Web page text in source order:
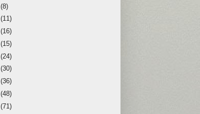
(8)
(11)
(16)
(15)
(24)
(30)
(36)
(48)
(71)